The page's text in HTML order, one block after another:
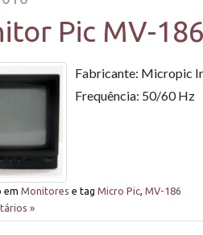
Pic MV-
Fabricante: Micropic
Frequência: 50/60
em Monitores e tag Micro Pic, MV-186
»